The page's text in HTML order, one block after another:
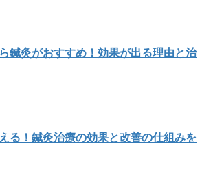
鍼灸がおすすめ！効果が出る理由と治
る！鍼灸治療の効果と改善の仕組みを